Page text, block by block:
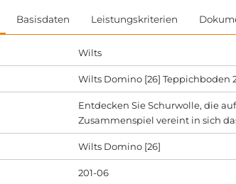
Basisdaten Leistungskriterien
Wilts
Wilts Domino [26] Teppichboden
Entdecken Sie Schurwolle, die
Zusammenspiel vereint in sich
Wilts Domino [26]
201-06